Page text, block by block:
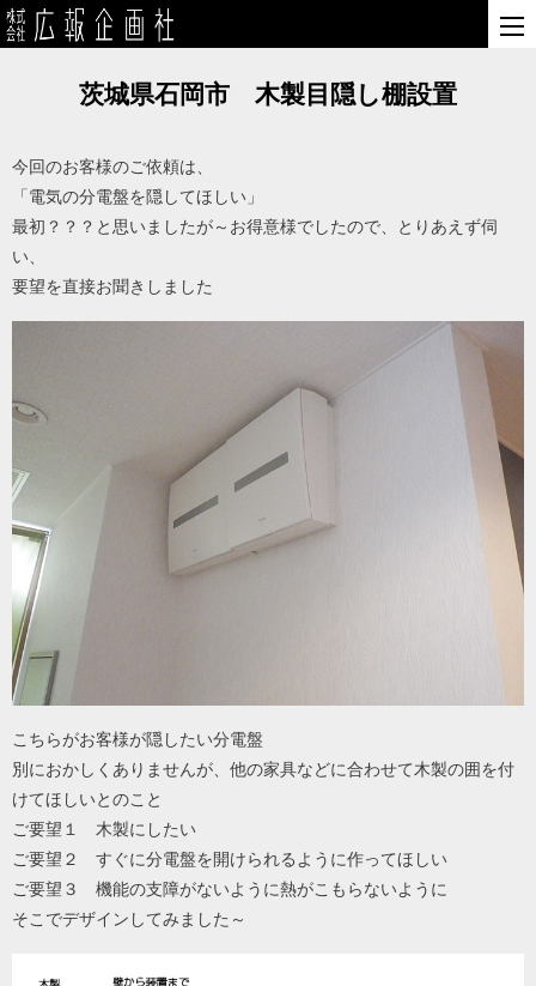
茨城県石岡市 木製目隠し棚設置
今回のお客様のご依頼は、
「電気の分電盤を隠してほしい」
最初？？？と思いましたが～お得意様でしたので、とりあえず伺
い、
要望を直接お聞きしました
こちらがお客様が隠したい分電盤
別におかしくありませんが、他の家具などに合わせて木製の囲を付
けてほしいとのこと
ご要望１ 木製にしたい
ご要望２ すぐに分電盤を開けられるように作ってほしい
ご要望３ 機能の支障がないように熱がこもらないように
そこでデザインしてみました～